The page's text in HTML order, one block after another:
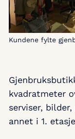
Kundene fylte
kvadratmeter
serviser,
annet i 1.